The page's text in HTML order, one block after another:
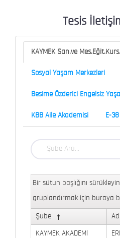
Tesis
KAYMEK San.ve Mes.Eğit.Kurs.
Sosyal Yaşam Merkezleri
Besime Özderici Engelsiz
KBB Aile Akademisi E-38
Bir sütun başlığını
gruplandırmak için buraya
Şube
KAYMEK AKADEMİ